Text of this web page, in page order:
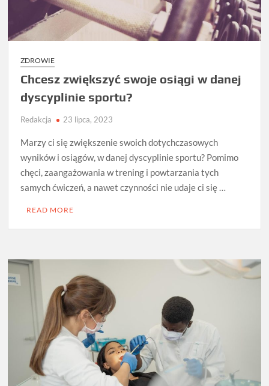
ZDROWIE
Chcesz zwiększyć swoje osiągi w danej
dyscyplinie sportu?
Redakcja 23 lipca, 2023
Marzy ci się zwiększenie swoich dotychczasowych
wyników i osiągów, w danej dyscyplinie sportu? Pomimo
chęci, zaangażowania w trening i powtarzania tych
samych ćwiczeń, a nawet czynności nie udaje ci się …
READ MORE